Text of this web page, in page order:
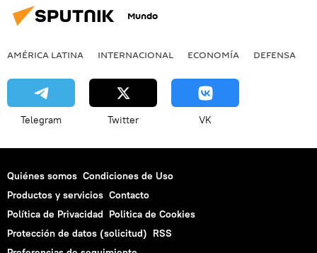
Mundo
AMÉRICA LATINA INTERNACIONAL ECONOMÍA DEFENSA
Telegram Twitter VK
Quiénes somos Condiciones de Uso
Productos y servicios Contacto
Política de Privacidad Politica de Cookies
Protección de datos (solicitud) RSS